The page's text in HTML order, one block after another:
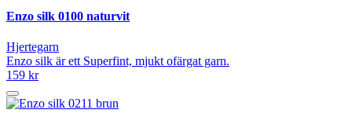
Enzo silk 0100 naturvit
Hjertegarn
Enzo silk är ett Superfint, mjukt ofärgat garn.
159 kr